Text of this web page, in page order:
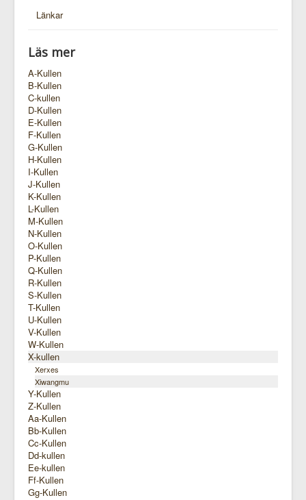
Länkar
Läs mer
A-Kullen
B-Kullen
C-kullen
D-Kullen
E-Kullen
F-Kullen
G-Kullen
H-Kullen
I-Kullen
J-Kullen
K-Kullen
L-Kullen
M-Kullen
N-Kullen
O-Kullen
P-Kullen
Q-Kullen
R-Kullen
S-Kullen
T-Kullen
U-Kullen
V-Kullen
W-Kullen
X-kullen
Xerxes
Xiwangmu
Y-Kullen
Z-Kullen
Aa-Kullen
Bb-Kullen
Cc-Kullen
Dd-kullen
Ee-kullen
Ff-Kullen
Gg-Kullen